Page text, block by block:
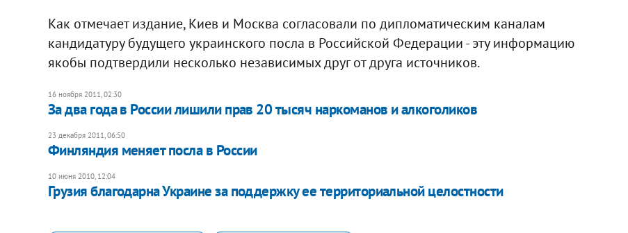
Как отмечает издание, Киев и Москва согласовали по дипломатическим каналам
кандидатуру будущего украинского посла в Российской Федерации - эту информацию
якобы подтвердили несколько независимых друг от друга источников.
16 ноября 2011, 02:30
За два года в России лишили прав 20 тысяч наркоманов и алкоголиков
23 декабря 2011, 06:50
Финляндия меняет посла в России
10 июня 2010, 12:04
Грузия благодарна Украине за поддержку ее территориальной целостности